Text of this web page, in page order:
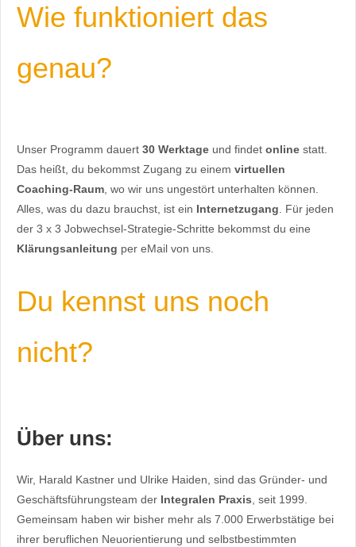
Wie funktioniert das
genau?
Unser Programm dauert 30 Werktage und findet online statt.
Das heißt, du bekommst Zugang zu einem virtuellen
Coaching-Raum , wo wir uns ungestört unterhalten können.
Alles, was du dazu brauchst, ist ein Internetzugang . Für jeden
der 3 x 3 Jobwechsel-Strategie-Schritte bekommst du eine
Klärungsanleitung per eMail von uns.
Du kennst uns noch
nicht?
Über uns:
Wir, Harald Kastner und Ulrike Haiden, sind das Gründer- und
Geschäftsführungsteam der Integralen Praxis , seit 1999.
Gemeinsam haben wir bisher mehr als 7.000 Erwerbstätige bei
ihrer beruflichen Neuorientierung und selbstbestimmten